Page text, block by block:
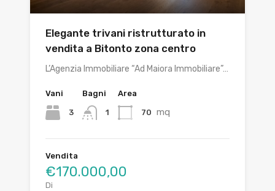
Elegante trivani ristrutturato in
vendita a Bitonto zona centro
L’Agenzia Immobiliare “Ad Maiora Immobiliare”…
Vani
3
Bagni
1
Area
70 mq
Vendita
€170.000,00
Di